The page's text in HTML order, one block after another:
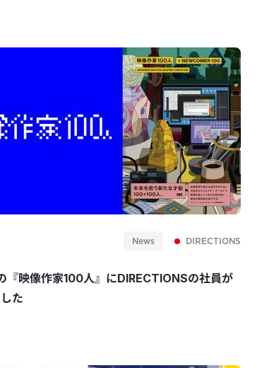
News DIRECTIONS
『映像作家100人』にDIRECTIONSの社員が
た